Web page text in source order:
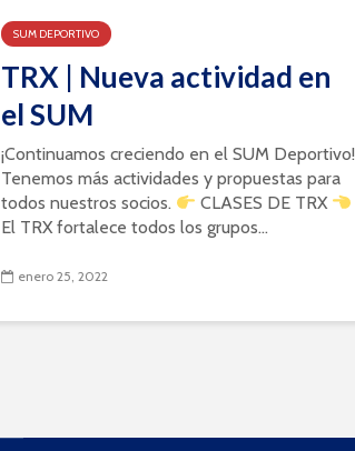
SUM DEPORTIVO
TRX | Nueva actividad en
el SUM
¡Continuamos creciendo en el SUM Deportivo!
Tenemos más actividades y propuestas para
todos nuestros socios.
CLASES DE TRX
El TRX fortalece todos los grupos...
enero 25, 2022